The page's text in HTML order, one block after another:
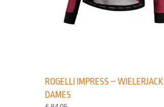
ROGELLI IMPRESS – WIELERJACK
DAMES